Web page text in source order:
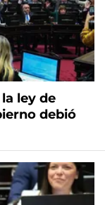
ley de
debió